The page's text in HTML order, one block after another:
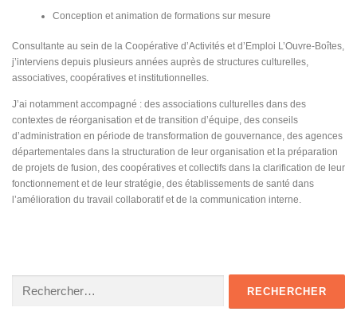
Conception et animation de formations sur mesure
Consultante au sein de la Coopérative d’Activités et d’Emploi L’Ouvre-Boîtes,
j’interviens depuis plusieurs années auprès de structures culturelles,
associatives, coopératives et institutionnelles.
J’ai notamment accompagné : des associations culturelles dans des
contextes de réorganisation et de transition d’équipe, des conseils
d’administration en période de transformation de gouvernance, des agences
départementales dans la structuration de leur organisation et la préparation
de projets de fusion, des coopératives et collectifs dans la clarification de leur
fonctionnement et de leur stratégie, des établissements de santé dans
l’amélioration du travail collaboratif et de la communication interne.